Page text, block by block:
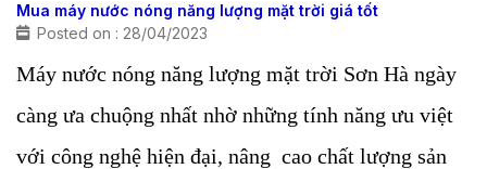
Mua máy nước nóng năng lượng mặt trời giá tốt
Posted on : 28/04/2023
Máy nước nóng năng lượng mặt trời Sơn Hà ngày
càng ưa chuộng nhất nhờ những tính năng ưu việt
với công nghệ hiện đại, nâng cao chất lượng sản